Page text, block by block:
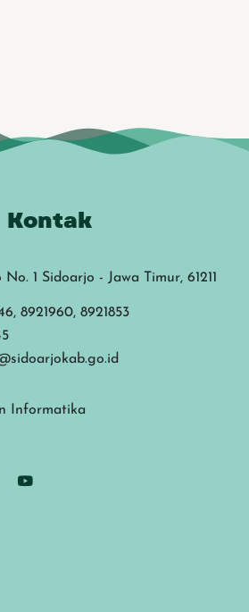
Kontak
1 Sidoarjo - Jawa Timur, 61211
8921960, 8921853
Informatika